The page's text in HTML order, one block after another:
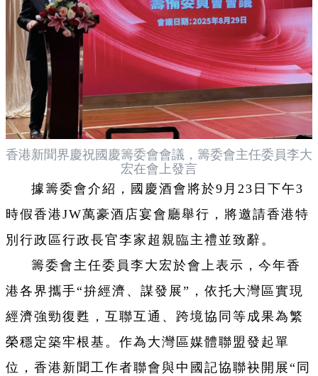
香港新聞界慶祝國慶籌委會會議，籌委會主任委員李大
宏在會上發言
據籌委會介紹，國慶酒會將於9月23日下午3
時假香港JW萬豪酒店宴會廳舉行，將邀請香港特
別行政區行政長官李家超親臨主禮並致辭。
籌委會主任委員李大宏於會上表示，今年香
港各界攜手“拚經濟、謀發展”，依托大灣區實現
經濟強勁復甦，互聯互通、跨境協同等成果為繁
榮穩定築牢根基。作為大灣區媒體聯盟發起單
位，香港新聞工作者聯會與中國記協聯袂開展“同